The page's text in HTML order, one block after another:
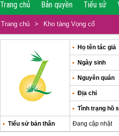
Trang chủ Bản quyền Tiểu sử
Trang chủ > Kho tàng Vọng cổ
Họ tên tác giả
Ngày sinh
Nguyên quán
Địa chỉ
Tình trạng hồ
Tiểu sử bản thân Đang cập nhật